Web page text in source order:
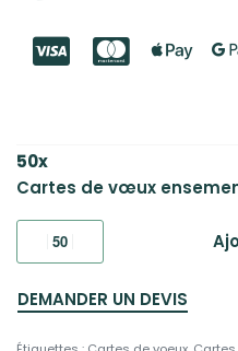
50x
Cartes de vœux
DEMANDER UN DEVIS